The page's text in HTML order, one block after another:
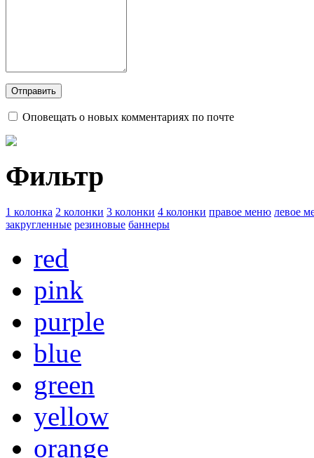
Оповещать о новых комментариях по почте
Фильтр
1 колонка 2 колонки 3 колонки 4 колонки правое меню левое
закругленные резиновые баннеры
red
pink
purple
blue
green
yellow
orange